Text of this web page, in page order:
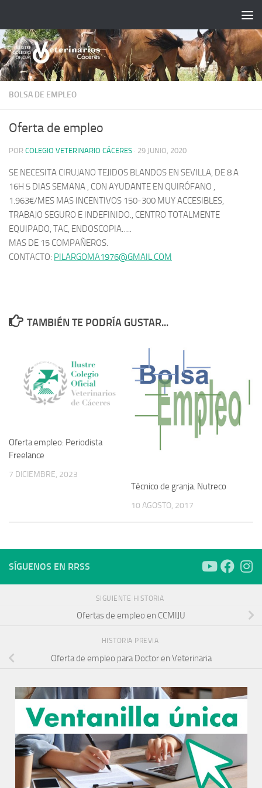
BOLSA DE EMPLEO
Oferta de empleo
POR COLEGIO VETERINARIO CÁCERES · 29 JUNIO, 2020
SE NECESITA CIRUJANO TEJIDOS BLANDOS EN SEVILLA, DE 8 A
16H 5 DIAS SEMANA , CON AYUDANTE EN QUIRÓFANO ,
1.963€/MES MAS INCENTIVOS 150-300 MUY ACCESIBLES,
TRABAJO SEGURO E INDEFINIDO., CENTRO TOTALMENTE
EQUIPADO, TAC, ENDOSCOPIA…..
MAS DE 15 COMPAÑEROS.
CONTACTO: PILARGOMA1976@GMAIL.COM
TAMBIÉN TE PODRÍA GUSTAR...
Oferta empleo: Periodista
Freelance
7 DICIEMBRE, 2023
Técnico de granja. Nutreco
10 AGOSTO, 2017
SÍGUENOS EN RRSS
SIGUIENTE HISTORIA
Ofertas de empleo en CCMIJU
HISTORIA PREVIA
Oferta de empleo para Doctor en Veterinaria